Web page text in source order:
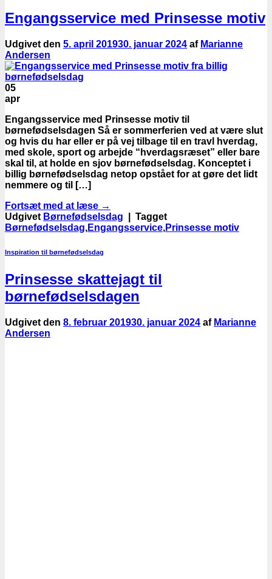
Engangsservice med Prinsesse motiv
Udgivet den 5. april 201930. januar 2024 af Marianne
Andersen
05
apr
Engangsservice med Prinsesse motiv til
børnefødselsdagen Så er sommerferien ved at være slut
og hvis du har eller er på vej tilbage til en travl hverdag,
med skole, sport og arbejde “hverdagsræset” eller bare
skal til, at holde en sjov børnefødselsdag. Konceptet i
billig børnefødselsdag netop opstået for at gøre det lidt
nemmere og til […]
Fortsæt med at læse →
Udgivet Børnefødselsdag
Tagget
Børnefødselsdag,Engangsservice,Prinsesse motiv
Inspiration til børnefødselsdag
Prinsesse skattejagt til
børnefødselsdagen
Udgivet den 8. februar 201930. januar 2024 af Marianne
Andersen